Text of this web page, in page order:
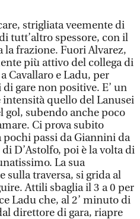
strigliata veemente di
tutt’altro spessore, con il
frazione. Fuori Alvarez,
più attivo del collega di
Cavallaro e Ladu, per
gare non positive. E’ un
quello del Lanusei
gol, subendo anche poco
Ci prova subito
pochi passi da Giannini da
D’Astolfo, poi è la volta di
La sua
sulla traversa, si grida al
Attili sbaglia il 3 a 0 per
Ladu che, al 2’ minuto di
direttore di gara, riapre